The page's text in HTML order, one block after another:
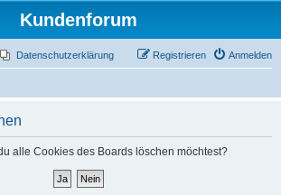
Kundenforum
Datenschutzerklärung Anmelden
Registrieren
alle Cookies des Boards löschen möchtest?